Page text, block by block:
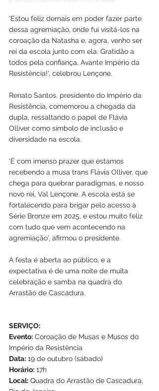
'Estou feliz demais em poder fazer parte
dessa agremiação, onde fui visitá-los na
coroação da Natasha e, agora, venho ser
rei da escola junto com ela. Gratidão a
todos pela confiança. Avante Império da
Resistência!', celebrou Lençone.
Renato Santos, presidente do Império da
Resistência, comemorou a chegada da
dupla, ressaltando o papel de Flávia
Olliver como símbolo de inclusão e
diversidade na escola.
'É com imenso prazer que estamos
recebendo a musa trans Flávia Olliver, que
chega para quebrar paradigmas, e nosso
novo rei, Val Lençone. A escola está se
fortalecendo para brigar pelo acesso à
Série Bronze em 2025, e estou muito feliz
com tudo que vem acontecendo na
agremiação', afirmou o presidente.
A festa é aberta ao público, e a
expectativa é de uma noite de muita
celebração e samba na quadra do
Arrastão de Cascadura.
SERVIÇO:
Evento: Coroação de Musas e Musos do
Império da Resistência
Data: 19 de outubro (sábado)
Horário: 17h
Local: Quadra do Arrastão de Cascadura,